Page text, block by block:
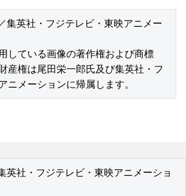
集英社・フジテレビ・東映アニメー
している画像の著作権および商標
産権は尾田栄一郎氏及び集英社・フ
ニメーションに帰属します。
英社・フジテレビ・東映アニメーショ